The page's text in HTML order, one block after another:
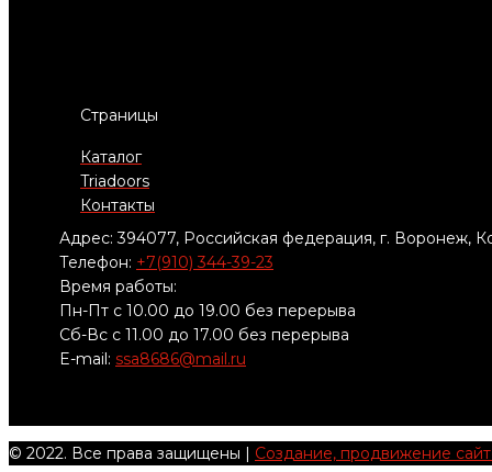
Страницы
Каталог
Triadoors
Контакты
Адрес: 394077, Российская федерация, г. Воронеж,
Телефон: +7(910) 344-39-23
Время работы:
Пн-Пт с 10.00 до 19.00 без перерыва
Сб-Вс с 11.00 до 17.00 без перерыва
E-mail: ssa8686@mail.ru
© 2022. Все права защищены | Создание, продвижение